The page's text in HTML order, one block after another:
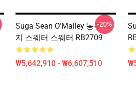
Suga Sean O'Malley 농구 저
지 스웨터 스웨터 RB2709
₩5,642,910 - ₩6,607,510
-20%